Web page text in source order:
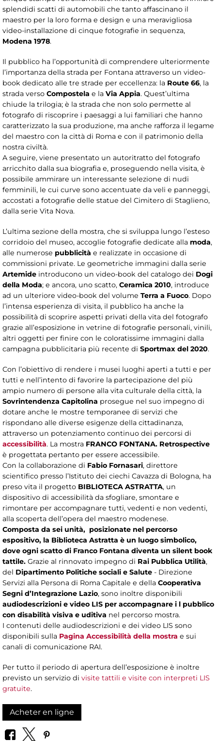
splendidi scatti di automobili che tanto affascinano il
maestro per la loro forma e design e una meravigliosa
video-installazione di cinque fotografie in sequenza,
Modena 1978.
Il pubblico ha l’opportunità di comprendere ulteriormente
l’importanza della strada per Fontana attraverso un video-
book dedicato alle tre strade per eccellenza: la Route 66, la
strada verso Compostela e la Via Appia. Quest’ultima
chiude la trilogia; è la strada che non solo permette al
fotografo di riscoprire i paesaggi a lui familiari che hanno
caratterizzato la sua produzione, ma anche rafforza il legame
del maestro con la città di Roma e con il patrimonio della
nostra civiltà.
A seguire, viene presentato un autoritratto del fotografo
arricchito dalla sua biografia e, proseguendo nella visita, è
possibile ammirare un interessante selezione di nudi
femminili, le cui curve sono accentuate da veli e panneggi,
accostati a fotografie delle statue del Cimitero di Staglieno,
dalla serie Vita Nova.
L’ultima sezione della mostra, che si sviluppa lungo l’esteso
corridoio del museo, accoglie fotografie dedicate alla moda,
alle numerose pubblicità e realizzate in occasione di
commissioni private. Le geometriche immagini dalla serie
Artemide introducono un video-book del catalogo dei Dogi
della Moda; e ancora, uno scatto, Ceramica 2010, introduce
ad un ulteriore video-book del volume Terra a Fuoco. Dopo
l’intensa esperienza di visita, il pubblico ha anche la
possibilità di scoprire aspetti privati della vita del fotografo
grazie all’esposizione in vetrine di fotografie personali, vinili,
altri oggetti per finire con le coloratissime immagini dalla
campagna pubblicitaria più recente di Sportmax del 2020.
Con l’obiettivo di rendere i musei luoghi aperti a tutti e per
tutti e nell’intento di favorire la partecipazione del più
ampio numero di persone alla vita culturale della città, la
Sovrintendenza Capitolina prosegue nel suo impegno di
dotare anche le mostre temporanee di servizi che
rispondano alle diverse esigenze della cittadinanza,
attraverso un potenziamento continuo dei percorsi di
accessibilità. La mostra FRANCO FONTANA. Retrospective
è progettata pertanto per essere accessibile.
Con la collaborazione di Fabio Fornasari, direttore
scientifico presso l’Istituto dei ciechi Cavazza di Bologna, ha
preso vita il progetto BIBLIOTECA ASTRATTA, un
dispositivo di accessibilità da sfogliare, smontare e
rimontare per accompagnare tutti, vedenti e non vedenti,
alla scoperta dell’opera del maestro modenese.
Composta da sei unità, posizionate nel percorso
espositivo, la Biblioteca Astratta è un luogo simbolico,
dove ogni scatto di Franco Fontana diventa un silent book
tattile. Grazie al rinnovato impegno di Rai Pubblica Utilità,
del Dipartimento Politiche sociali e Salute - Direzione
Servizi alla Persona di Roma Capitale e della Cooperativa
Segni d’Integrazione Lazio, sono inoltre disponibili
audiodescrizioni e video LIS per accompagnare i l pubblico
con disabilità visiva e uditiva nel percorso mostra.
I contenuti delle audiodescrizioni e dei video LIS sono
disponibili sulla Pagina Accessibilità della mostra e sui
canali di comunicazione RAI.
Per tutto il periodo di apertura dell’esposizione è inoltre
previsto un servizio di visite tattili e visite con interpreti LIS
gratuite.
Acheter en ligne